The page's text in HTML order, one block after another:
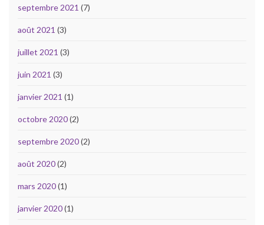
septembre 2021 (7)
août 2021 (3)
juillet 2021 (3)
juin 2021 (3)
janvier 2021 (1)
octobre 2020(2)
septembre 2020(2)
août 2020(2)
mars 2020(1)
janvier 2020(1)